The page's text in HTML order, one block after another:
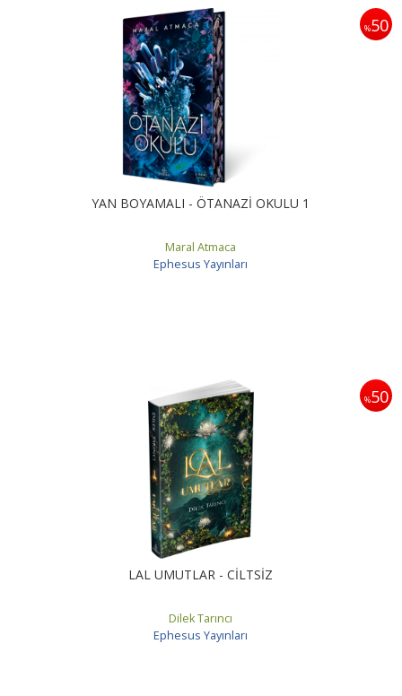
%50
YAN BOYAMALI - ÖTANAZİ OKULU 1
Maral Atmaca
Ephesus Yayınları
%50
LAL UMUTLAR - CİLTSİZ
Dilek Tarıncı
Ephesus Yayınları